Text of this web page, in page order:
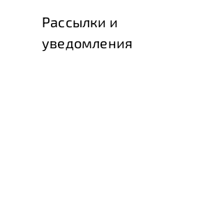
Рассылки и
уведомления